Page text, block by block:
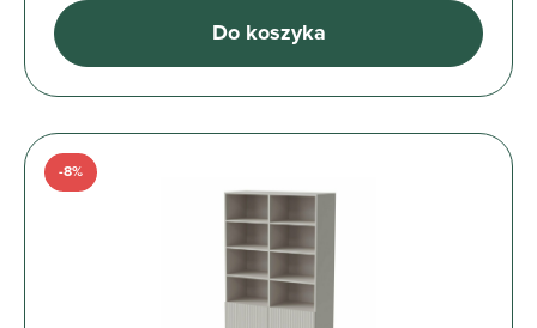
Do koszyka
-8%